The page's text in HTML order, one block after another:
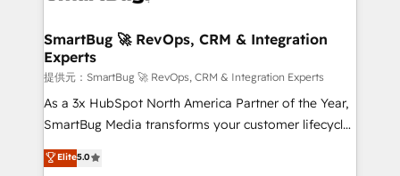
HubSpot, switching to it, or reviving a stale portal?
We are built for the work.
を、CRMを軸とした全社共通基盤に再構築します。意
思決定者・PMO・現場担当者に並走します。 1️⃣
HubSpot導入・活用支援 顧客データの一元化から、
GTMの見える化・自動化まで。全Hub統合運用、デー
タ品質設計、グループ横断のCRM統合に対応します。
の一部をAIが自律実行する組織への移行を設計・実装。
SmartBug 🚀 RevOps, CRM & Integration
Experts
提供元：SmartBug 🚀 RevOps, CRM & Integration Experts
As a 3x HubSpot North America Partner of the Year,
SmartBug Media transforms your customer lifecycle
into a revenue engine. Our unified ecosystem
includes specialized divisions Globalia (AI &
Elite5.0